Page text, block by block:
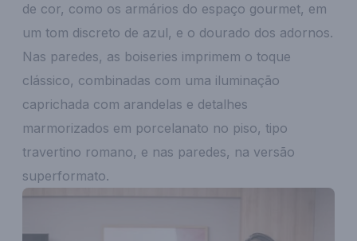
de cor, como os armários do espaço gourmet, em
um tom discreto de azul, e o dourado dos adornos.
Nas paredes, as boiseries imprimem o toque
clássico, combinadas com uma iluminação
caprichada com arandelas e detalhes
marmorizados em porcelanato no piso, tipo
travertino romano, e nas paredes, na versão
superformato.